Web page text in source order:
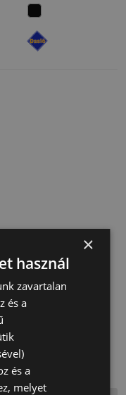
×
használ
zavartalan
és a
és a
melyet